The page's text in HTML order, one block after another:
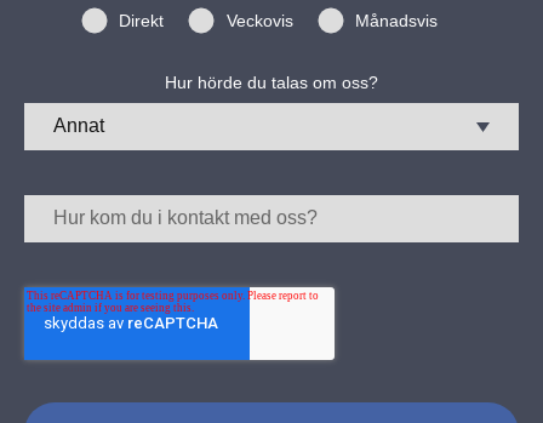
Direkt Veckovis Månadsvis
Hur hörde du talas om oss?